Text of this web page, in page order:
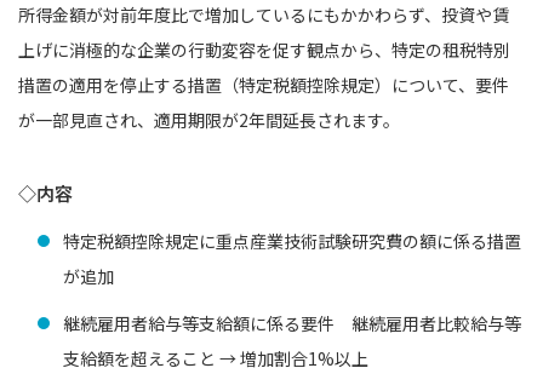
所得金額が対前年度比で増加しているにもかかわらず、投資や賃
上げに消極的な企業の行動変容を促す観点から、特定の租税特別
措置の適用を停止する措置（特定税額控除規定）について、要件
が一部見直され、適用期限が2年間延長されます。
◇内容
特定税額控除規定に重点産業技術試験研究費の額に係る措置
が追加
継続雇用者給与等支給額に係る要件 継続雇用者比較給与等
支給額を超えること → 増加割合1%以上